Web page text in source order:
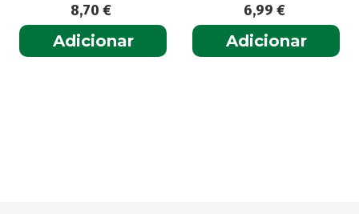
8,70€
Adicionar
6,99€
Adicionar